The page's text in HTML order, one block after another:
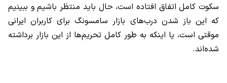
سکوت کامل اتفاق افتاده است، حال باید منتظر باشیم و ببینیم
که این باز شدن درب‌های بازار سامسونگ برای کاربران ایرانی
موقتی است، یا اینکه به طور کامل تحریم‌ها از این بازار برداشته
شده‌اند.